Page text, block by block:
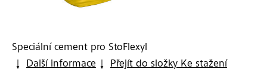
Speciální cement pro StoFlexyl
Další informace
Přejít do složky Ke stažení